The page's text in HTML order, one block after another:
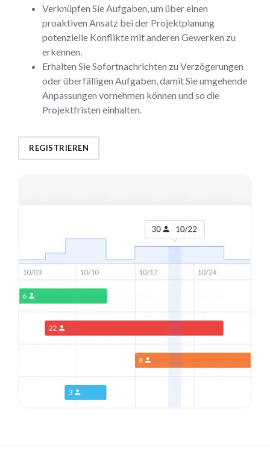
Verknüpfen Sie Aufgaben, um über einen
proaktiven Ansatz bei der Projektplanung
potenzielle Konflikte mit anderen Gewerken zu
erkennen.
Erhalten Sie Sofortnachrichten zu Verzögerungen
oder überfälligen Aufgaben, damit Sie umgehende
Anpassungen vornehmen können und so die
Projektfristen einhalten.
REGISTRIEREN